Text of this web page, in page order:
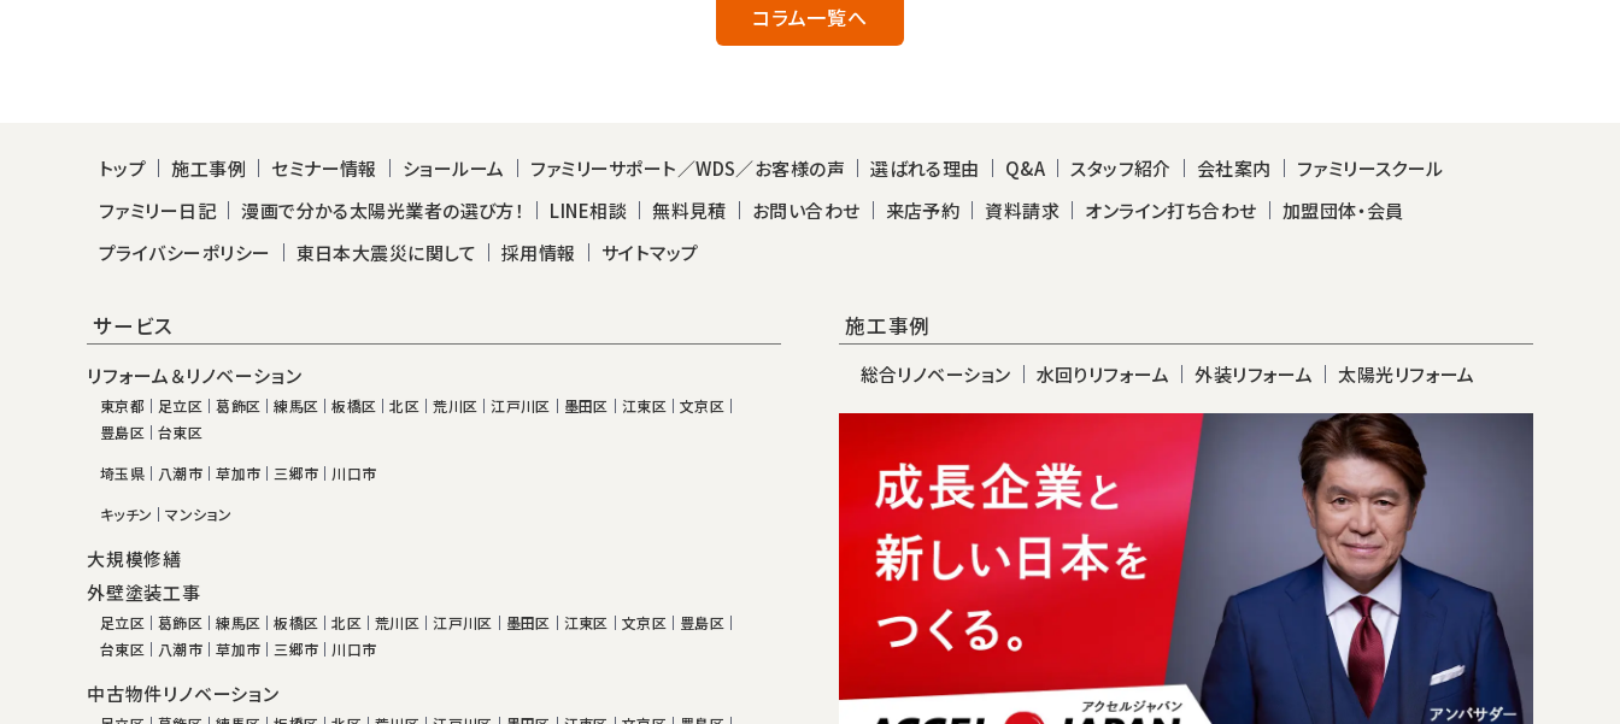
コラム一覧へ
トップ 施工事例 セミナー情報 ショールーム ファミリーサポート／WDS／お客様の声 選ばれる理由 Q&A スタッフ紹介 会社案内
ファミリースクール
ファミリー日記
漫画で分かる太陽光業者の選び方！ LINE相談 無料見積 お問い合わせ 来店予約 資料請求 オンライン打ち合わせ
加盟団体・会員
プライバシーポリシー
東日本大震災に関して 採用情報 サイトマップ
サービス
リフォーム＆リノベーション
東京都 足立区 葛飾区 練馬区 板橋区 北区 荒川区 江戸川区 墨田区 江東区
文京区
豊島区
台東区
埼玉県
八潮市 草加市 三郷市
川口市
キッチン
マンション
大規模修繕
外壁塗装工事
足立区 葛飾区 練馬区 板橋区 北区 荒川区 江戸川区 墨田区 江東区 文京区
豊島区
台東区
八潮市 草加市 三郷市 川口市
中古物件リノベーション
施工事例
総合リノベーション 水回りリフォーム 外装リフォーム 太陽光リフォーム